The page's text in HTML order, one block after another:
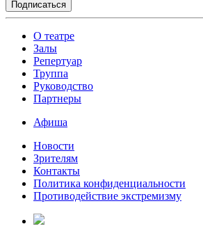
О театре
Залы
Репертуар
Труппа
Руководство
Партнеры
Афиша
Новости
Зрителям
Контакты
Политика конфиденциальности
Противодействие экстремизму